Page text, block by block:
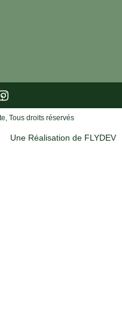
:
Tous droits réservés
Une Réalisation de FLYDEV